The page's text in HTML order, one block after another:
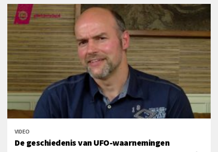
VIDEO
De geschiedenis van UFO-waarnemingen